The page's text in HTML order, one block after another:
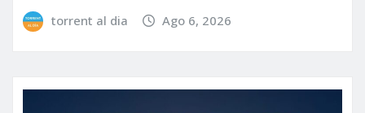
torrent al dia Ago 6, 2026